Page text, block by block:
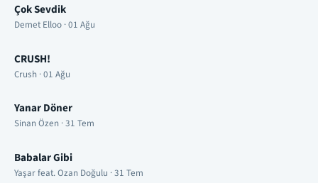
Çok Sevdik
Demet Elloo · 01 Ağu
CRUSH!
Crush · 01 Ağu
Yanar Döner
Sinan Özen · 31 Tem
Babalar Gibi
Yaşar feat. Ozan Doğulu · 31 Tem